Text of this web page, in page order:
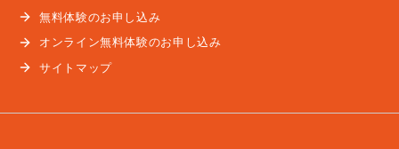
無料体験のお申し込み
オンライン無料体験のお申し込み
サイトマップ